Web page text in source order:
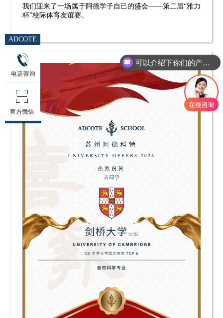
我们迎来了一场属于阿德学子自己的盛会——第二届“雅力
杯”校际体育友谊赛。
ADCOTE
你们是怎么收费的呢